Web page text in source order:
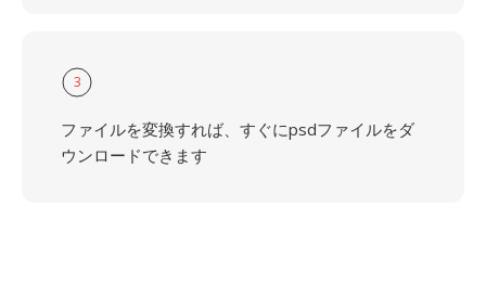
3
ファイルを変換すれば、すぐにpsdファイルをダ
ウンロードできます